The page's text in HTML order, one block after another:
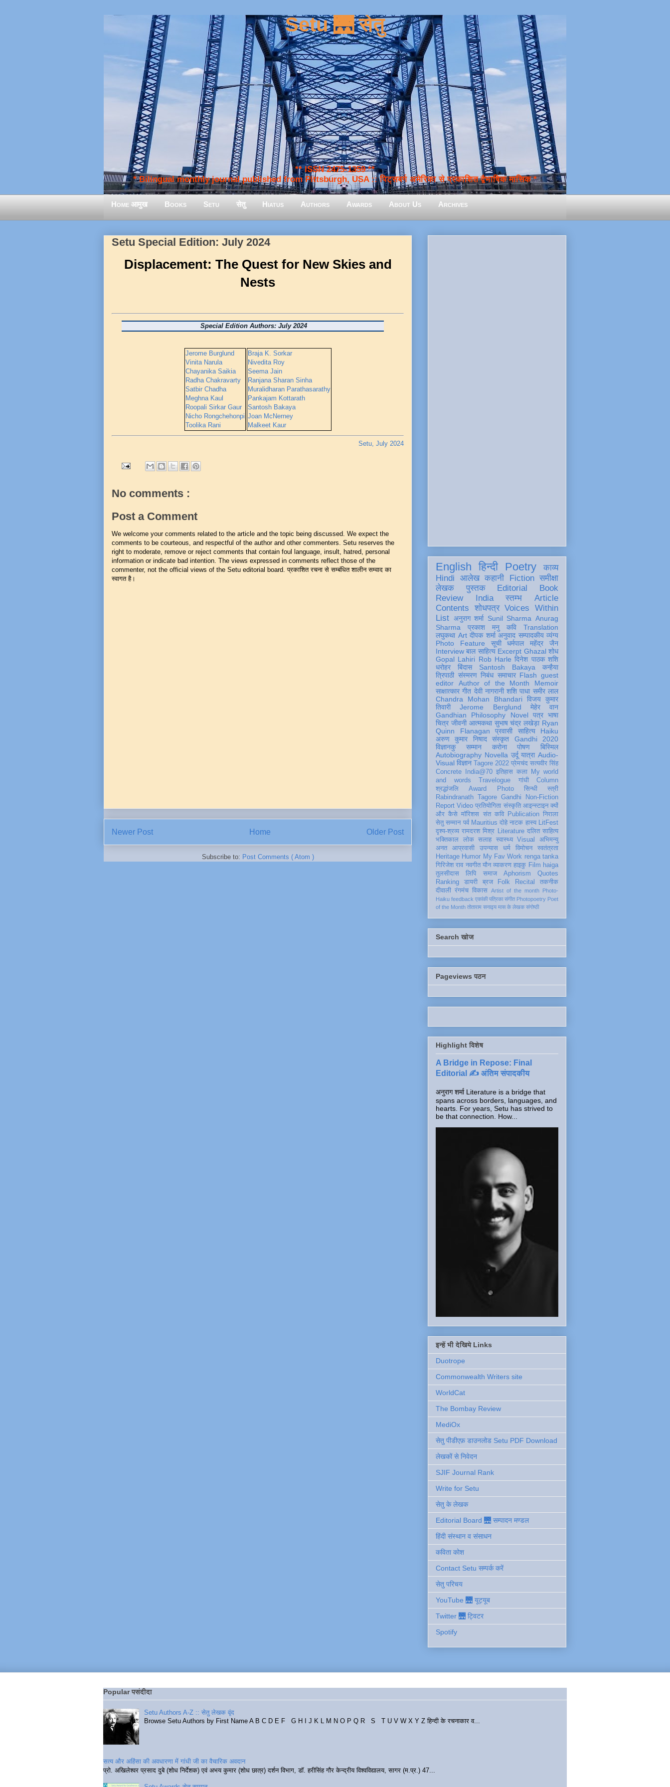
Setu 🌉 सेतु
** ISSN 2475-1359 **
* Bilingual monthly journal published from Pittsburgh, USA :: पिट्सबर्ग अमेरिका से प्रकाशित द्वैभाषिक मासिक *
Home आमुख Books Setu सेतु Hiatus Authors Awards About Us Archives
Setu Special Edition: July 2024
Displacement: The Quest for New Skies and
Nests
Special Edition Authors:July 2024
Jerome Burglund
Vinita Narula
Chayanika Saikia
Radha Chakravarty
Satbir Chadha
Meghna Kaul
Roopali Sirkar Gaur
Nicho Rongchehonpi
Toolika Rani
Braja K. Sorkar
Nivedita Roy
Seema Jain
Ranjana Sharan Sinha
Muralidharan Parathasarathy
Pankajam Kottarath
Santosh Bakaya
Joan McNerney
Malkeet Kaur
Setu, July 2024
No comments :
Post a Comment
We welcome your comments related to the article and the topic being discussed. We expect the
comments to be courteous, and respectful of the author and other commenters. Setu reserves the
right to moderate, remove or reject comments that contain foul language, insult, hatred, personal
information or indicate bad intention. The views expressed in comments reflect those of the
commenter, not the official views of the Setu editorial board. प्रकाशित रचना से सम्बंधित शालीन सम्वाद का
स्वागत है।
Newer Post Older Post
Home
Subscribe to: Post Comments ( Atom )
English हिन्दी Poetry
काव्य
Hindi
आलेख कहानी Fiction समीक्षा
लेखक
पुस्तक Editorial
Book
Review
India स्तम्भ
Article
Contents
शोधपत्र Voices Within
List अनुराग शर्मा Sunil Sharma Anurag
Sharma
प्रकाश मनु कवि
Translation
लघुकथा Art दीपक शर्मा अनुवाद सम्पादकीय व्यंग्य
Photo Feature
सूची
धर्मपाल महेंद्र जैन
Interview बाल साहित्य Excerpt Ghazal शोध
Gopal Lahiri Rob Harle दिनेश पाठक शशि
धरोहर
बिंदास Santosh Bakaya
कन्हैया
त्रिपाठी संस्मरण निबंध समाचार Flash guest
editor
Author of the Month
Memoir
साक्षात्कार गीत देवी नागरानी शशि पाधा समीर लाल
Chandra Mohan Bhandari विजय कुमार
तिवारी
Jerome Berglund
मेहेर वान
Gandhian Philosophy
Novel पत्र भाषा
चित्र जीवनी आत्मकथा सुभाष चंद्र लखेड़ा Ryan
Quinn Flanagan
प्रवासी साहित्य
Haiku
अरुण कुमार निषाद
संस्कृत
Gandhi 2020
विज्ञानकु
सम्मान करोना पोषण
बिस्मिल
Autobiography Novella उर्दू यात्रा Audio-
Visual विज्ञान Tagore 2022 प्रेमचंद सत्यवीर सिंह
Concrete
India@70 इतिहास कला
My world
and words
Travelogue गांधी
Column
श्रद्धांजलि
Award Photo सिन्धी
स्त्री
Rabindranath Tagore Gandhi
Non-Fiction
Report Video प्रतियोगिता संस्कृति आइन्स्टाइन क्यों
और कैसे मॉरिशस संत कवि Publication निराला
सेतु सम्मान पर्व Mauritius दोहे नाटक हास्य LitFest
दृश्य-श्रव्य रामदरश मिश्र Literature दलित साहित्य
भक्तिकाल
लोक सलाह स्वास्थ्य Visual
अभिमन्यु
अनत
आप्रवासी उपन्यास धर्म विमोचन
स्वतंत्रता
Heritage Humor My Fav Work renga tanka
गिरिजेश राव नवगीत यौन व्याकरण हाइकु Film haiga
तुलसीदास
लिपि समाज Aphorism
Quotes
Ranking
डायरी ब्रज Folk Recital
तकनीक
दीवाली रंगमंच विकास Artist of the month Photo-
Haiku feedback एकांकी पत्रिका संगीत Photopoetry Poet
of the Month तोताराम सनाढ्य मास के लेखक संगोष्ठी
Search खोज
Pageviews पठन
Highlight विशेष
A Bridge in Repose: Final
Editorial ✍️ अंतिम संपादकीय
अनुराग शर्मा Literature is a bridge that
spans across borders, languages, and
hearts. For years, Setu has strived to
be that connection. How...
इन्हें भी देखिये Links
Duotrope
Commonwealth Writers site
WorldCat
The Bombay Review
MediOx
सेतु पीडीएफ़ डाउनलोड Setu PDF Download
लेखकों से निवेदन
SJIF Journal Rank
Write for Setu
सेतु के लेखक
Editorial Board 🌉 सम्पादन मण्डल
हिंदी संस्थान व संसाधन
कविता कोश
Contact Setu सम्पर्क करें
सेतु परिचय
YouTube 🌉 यूट्यूब
Twitter 🌉 ट्विटर
Spotify
Popular पसंदीदा
Setu Authors A-Z :: सेतु लेखक वृंद
Browse Setu Authors by First Name A B C D E F G H I J K L M N O P Q R S T U V W X Y Z हिन्दी के रचनाकार व...
सत्य और अहिंसा की अवधारणा में गांधी जी का वैचारिक अवदान
प्रो. अखिलेश्वर प्रसाद दुबे (शोध निर्देशक) एवं अभय कुमार (शोध छात्र) दर्शन विभाग, डॉ. हरीसिंह गौर केन्द्रीय विश्वविद्यालय, सागर (म.प्र.) 47...